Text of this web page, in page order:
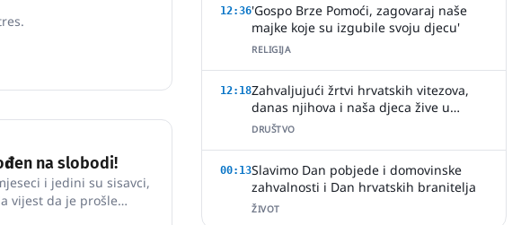
na slobodi!
i jedini su sisavci,
vijest da je prošle
iz sela blizu
12:36'Gospo Brze Pomoći, zagovaraj naše
majke koje su izgubile svoju djecu'
RELIGIJA
12:18Zahvaljujući žrtvi hrvatskih vitezova,
danas njihova i naša djeca žive u
slobodi
DRUŠTVO
00:13Slavimo Dan pobjede i domovinske
zahvalnosti i Dan hrvatskih branitelja
ŽIVOT